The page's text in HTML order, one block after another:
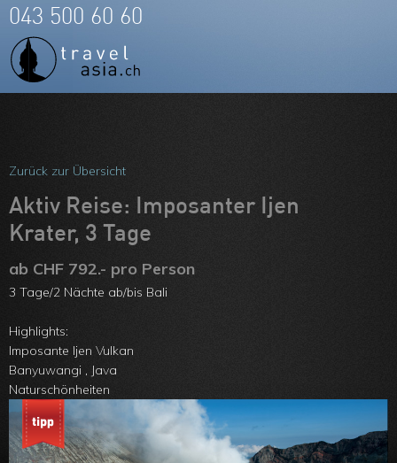
Team
Über uns
Feedbacks
Kontakt
043 500 60 60
Zurück zur Übersicht
Aktiv Reise: Imposanter Ijen
Krater, 3 Tage
ab CHF 792.- pro Person
3 Tage/2 Nächte ab/bis Bali
Highlights:
Imposante Ijen Vulkan
Banyuwangi , Java
Naturschönheiten